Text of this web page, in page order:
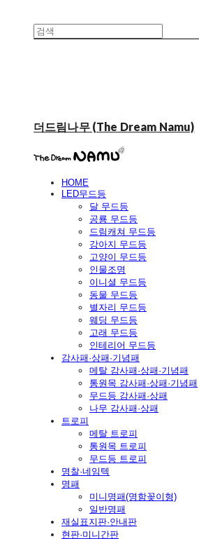
더드림나무 (The Dream Namu)
HOME
LED무드등
달 무드등
공룡 무드등
드림캐쳐 무드등
강아지 무드등
고양이 무드등
인물조명
이니셜 무드등
동물 무드등
별자리 무드등
웨딩 무드등
고래 무드등
인테리어 무드등
감사패·상패·기념패
메탈 감사패·상패·기념패
통원목 감사패·상패·기념패
무드등 감사패·상패
나무 감사패·상패
트로피
메탈 트로피
통원목 트로피
무드등 트로피
명찰·네임텍
명패
미니명패(명함꽂이형)
일반명패
재실표지판·안내판
현판·미니간판